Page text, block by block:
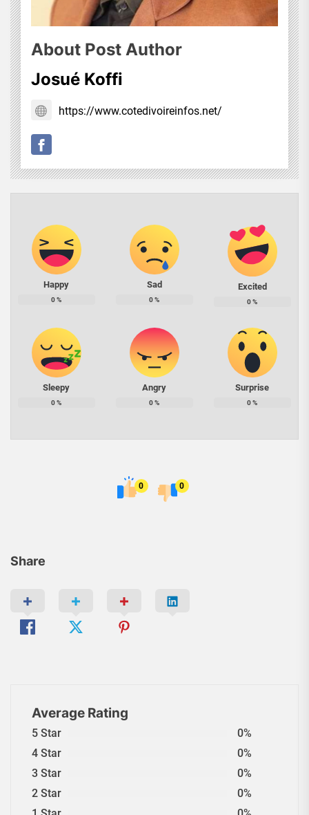
Share
About Post Author
Josué Koffi
https://www.cotedivoireinfos.net/
Happy
0%
Sad
0%
Excited
0%
Sleepy
0%
Angry
0%
Surprise
0%
0 0
Average Rating
5 Star
0%
4 Star
0%
3 Star
0%
2 Star
0%